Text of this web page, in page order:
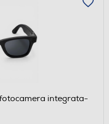
integrata-